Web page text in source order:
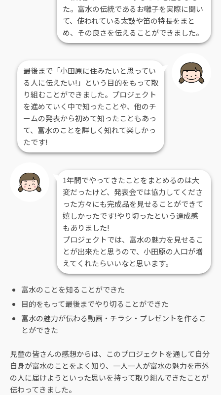
た。富水の伝統であるお囃子を実際に聞い
て、使われている太鼓や笛の特長をまと
め、その良さを伝えることができました。
最後まで「小田原に住みたいと思ってい
る人に伝えたい!」という目的をもって取
り組むことができました。プロジェクト
を進めていく中で知ったことや、他のチ
ームの発表から初めて知ったこともあっ
て、富水のことを詳しく知れて楽しかっ
たです!
1年間でやってきたことをまとめるのは大
変だったけど、発表会では協力してくださ
った方々にも完成品を見せることができて
嬉しかったです!やり切ったという達成感
もありました!
プロジェクトでは、富水の魅力を見せるこ
とが出来たと思うので、小田原の人口が増
えてくれたらいいなと思います。
富水のことを知ることができた
目的をもって最後までやり切ることができた
富水の魅力が伝わる動画・チラシ・プレゼントを作るこ
とができた
児童の皆さんの感想からは、このプロジェクトを通して自分
自身が富水のことをよく知り、一人一人が富水の魅力を市外
の人に届けようといった思いを持って取り組んできたことが
伝わってきました。